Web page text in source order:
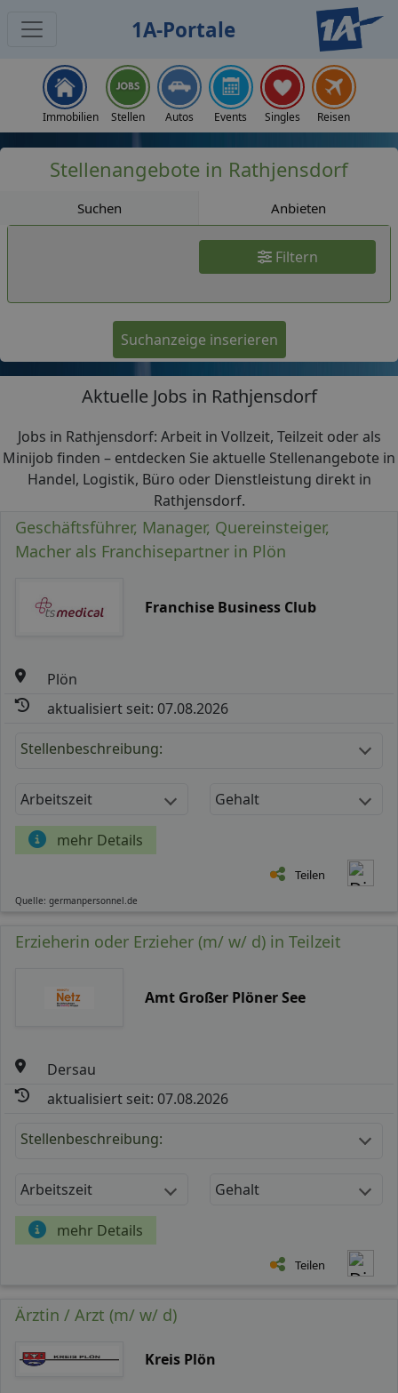
1A-Portale
Immobilien Stellen Autos Events Singles Reisen
Stellenangebote in Rathjensdorf
Suchen Anbieten
Filtern
Suchanzeige inserieren
Aktuelle Jobs in Rathjensdorf
Jobs in Rathjensdorf: Arbeit in Vollzeit, Teilzeit oder als
Minijob finden – entdecken Sie aktuelle Stellenangebote in
Handel, Logistik, Büro oder Dienstleistung direkt in
Rathjensdorf.
Geschäftsführer, Manager, Quereinsteiger,
Macher als Franchisepartner in Plön
Franchise Business Club
Plön
aktualisiert seit: 07.08.2026
Stellenbeschreibung:
Arbeitszeit Gehalt
mehr Details
Teilen
Quelle: germanpersonnel.de
Erzieherin oder Erzieher (m/ w/ d) in Teilzeit
Amt Großer Plöner See
Dersau
aktualisiert seit: 07.08.2026
Stellenbeschreibung:
Arbeitszeit Gehalt
mehr Details
Teilen
Ärztin / Arzt (m/ w/ d)
Kreis Plön